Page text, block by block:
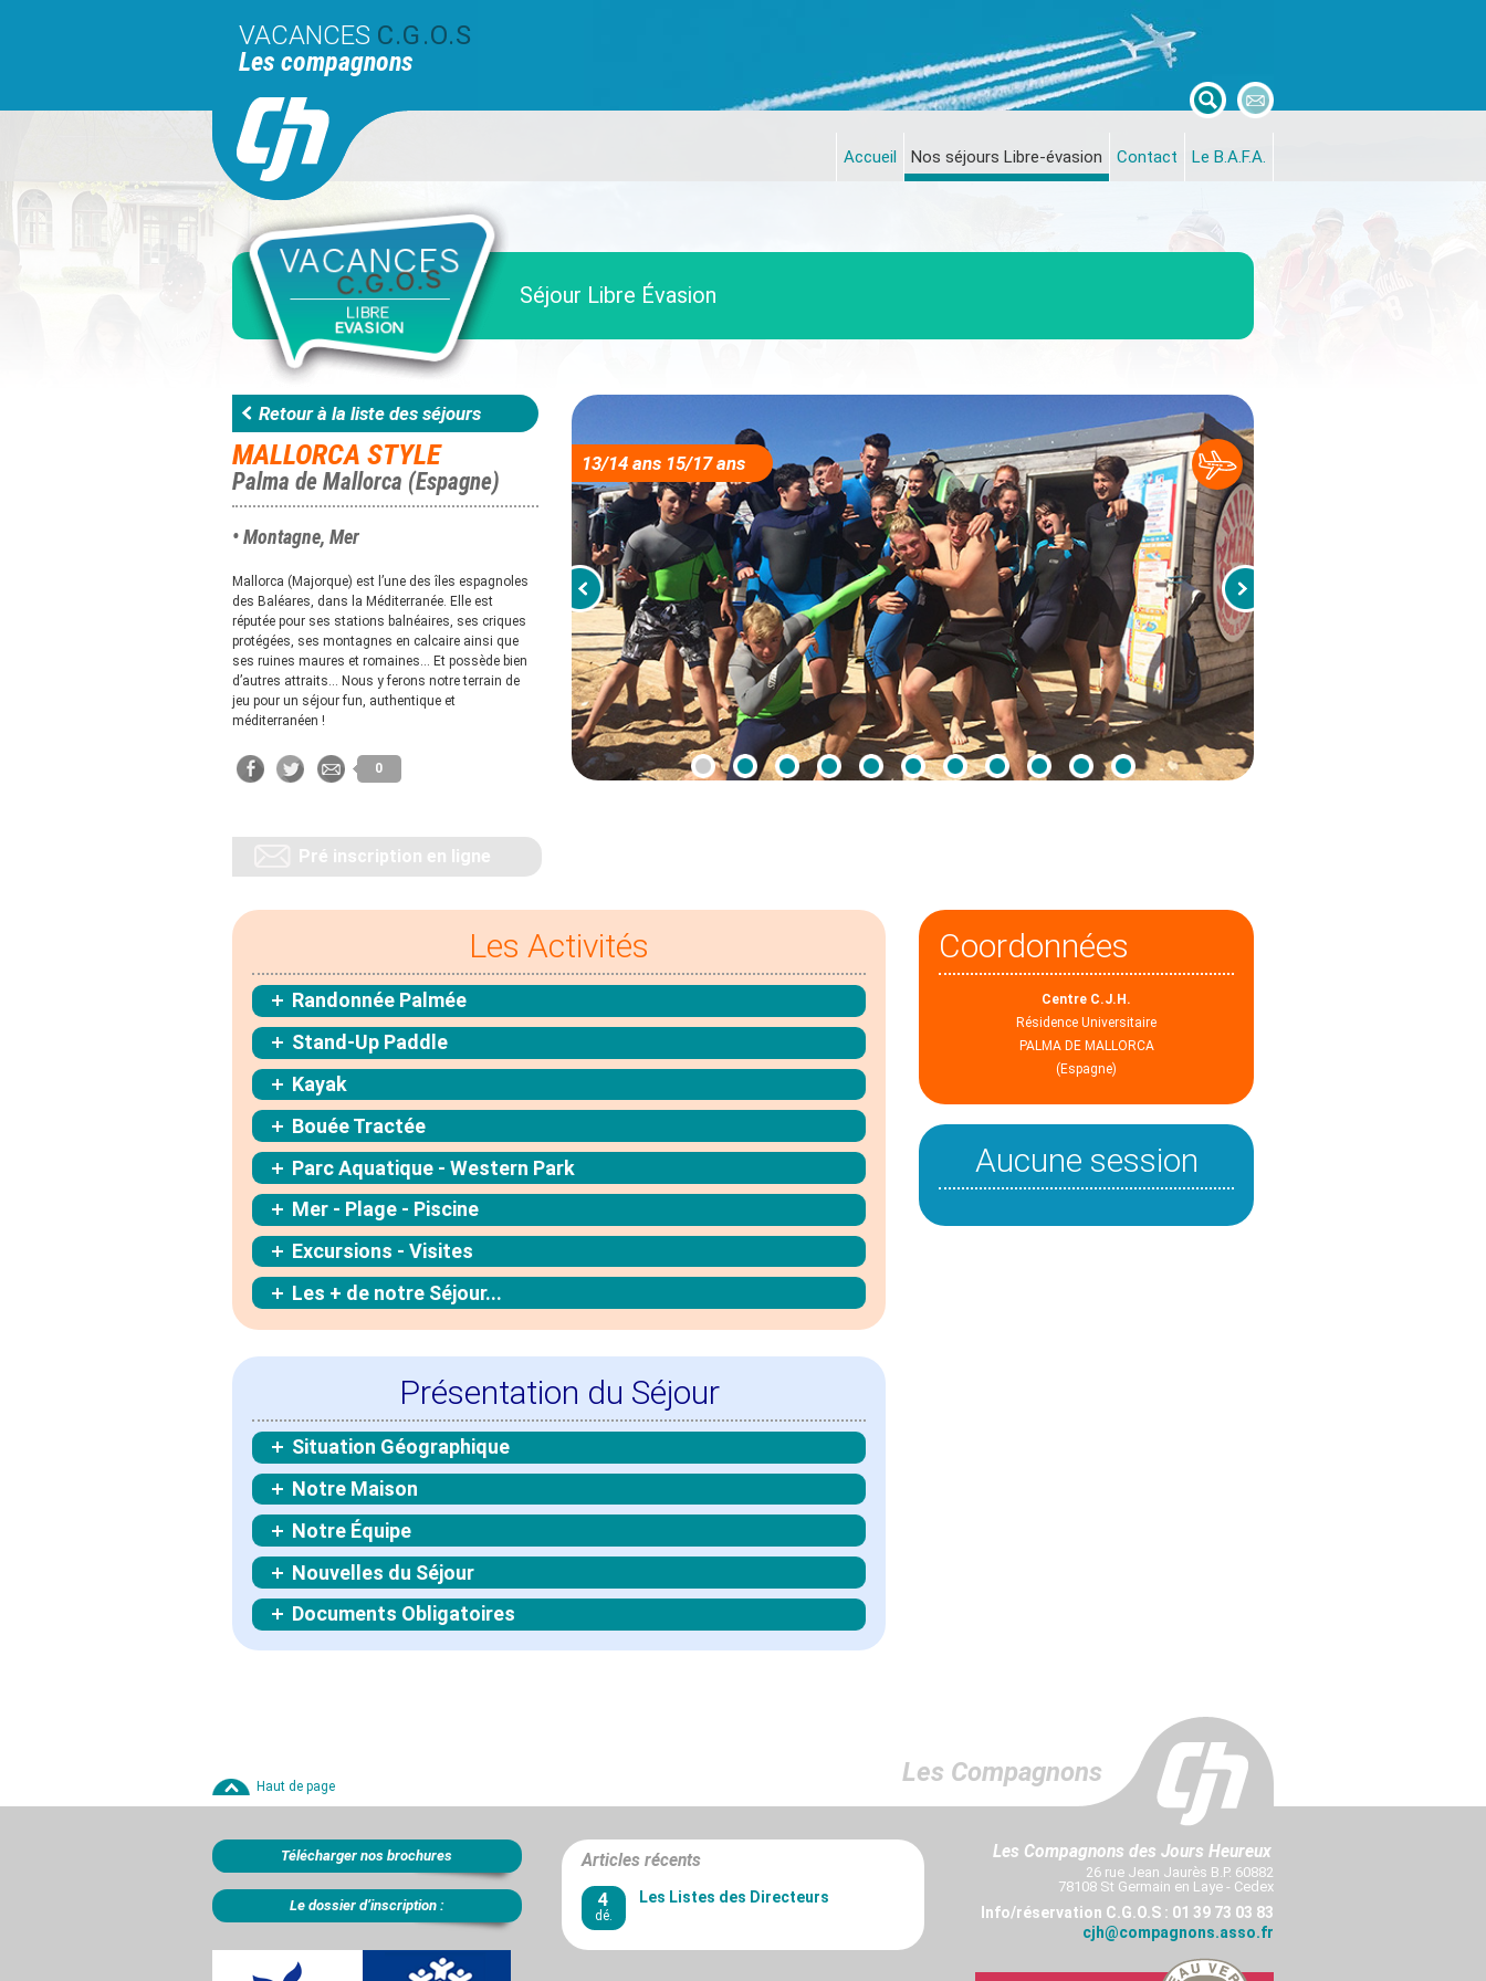
VACANCES C.G.O.S
Les compagnons
Accueil Nos séjours Libre-évasion Contact Le B.A.F.A.
Séjour Libre Évasion
Retour à la liste des séjours
MALLORCA STYLE
Palma de Mallorca (Espagne)
• Montagne, Mer
Mallorca (Majorque) est l’une des îles espagnoles
des Baléares, dans la Méditerranée. Elle est
réputée pour ses stations balnéaires, ses criques
protégées, ses montagnes en calcaire ainsi que
ses ruines maures et romaines… Et possède bien
d’autres attraits… Nous y ferons notre terrain de
jeu pour un séjour fun, authentique et
méditerranéen !
0
13/14 ans 15/17 ans
Pré inscription en ligne
Les Activités
Randonnée Palmée
Stand-Up Paddle
Kayak
Bouée Tractée
Parc Aquatique - Western Park
Mer - Plage - Piscine
Excursions - Visites
Les + de notre Séjour...
Présentation du Séjour
Situation Géographique
Notre Maison
Notre Équipe
Nouvelles du Séjour
Documents Obligatoires
Coordonnées
Centre C.J.H.
Résidence Universitaire
PALMA DE MALLORCA
(Espagne)
Aucune session
Les Compagnons
Haut de page
Télécharger nos brochures
Le dossier d’inscription :
Articles récents
4
dé.
Les Listes des Directeurs
Les Compagnons des Jours Heureux
26 rue Jean Jaurès B.P. 60882
78108 St Germain en Laye - Cedex
Info/réservation C.G.O.S : 01 39 73 03 83
cjh@compagnons.asso.fr